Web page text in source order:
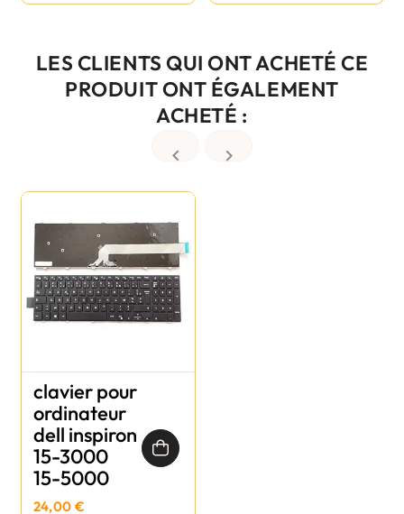
LES CLIENTS QUI ONT ACHETÉ CE
PRODUIT ONT ÉGALEMENT
ACHETÉ :
 
clavier pour
ordinateur
dell inspiron
15-3000
15-5000
24,00 €